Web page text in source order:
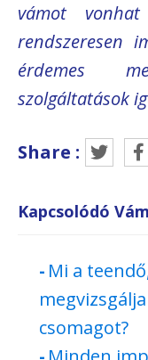
vámot
rendszeresen
érdemes
szolgáltatások
Share :
Kapcsolódó
Mi a
csomagot?